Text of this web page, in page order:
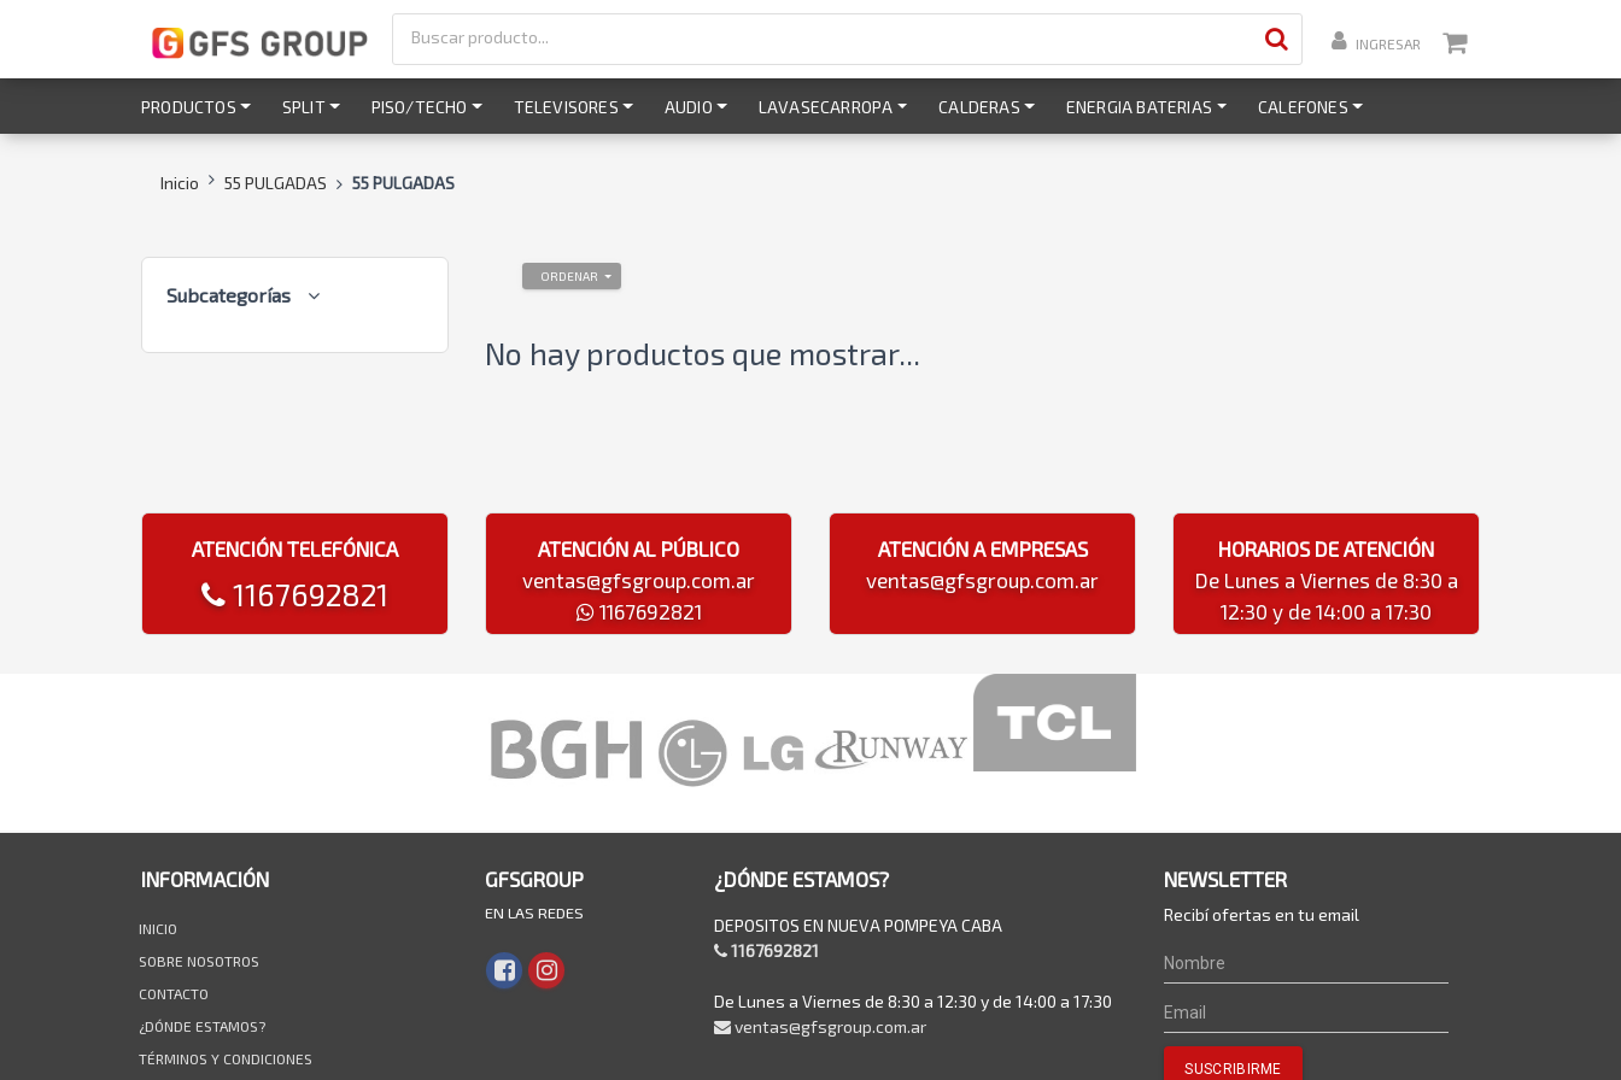
INGRESAR
PRODUCTOS SPLIT PISO/TECHO TELEVISORES AUDIO LAVASECARROPA CALDERAS ENERGIA BATERIAS CALEFONES
Inicio 55 PULGADAS 55 PULGADAS
Subcategorías
ORDENAR
No hay productos que mostrar...
ATENCIÓN TELEFÓNICA
1167692821
ATENCIÓN AL PÚBLICO
ventas@gfsgroup.com.ar
1167692821
ATENCIÓN A EMPRESAS
ventas@gfsgroup.com.ar
HORARIOS DE ATENCIÓN
De Lunes a Viernes de 8:30 a
12:30 y de 14:00 a 17:30
INFORMACIÓN
INICIO
SOBRE NOSOTROS
CONTACTO
¿DÓNDE ESTAMOS?
TÉRMINOS Y CONDICIONES
GFSGROUP
EN LAS REDES
¿DÓNDE ESTAMOS?
DEPOSITOS EN NUEVA POMPEYA CABA
1167692821
De Lunes a Viernes de 8:30 a 12:30 y de 14:00 a 17:30
ventas@gfsgroup.com.ar
NEWSLETTER
Recibí ofertas en tu email